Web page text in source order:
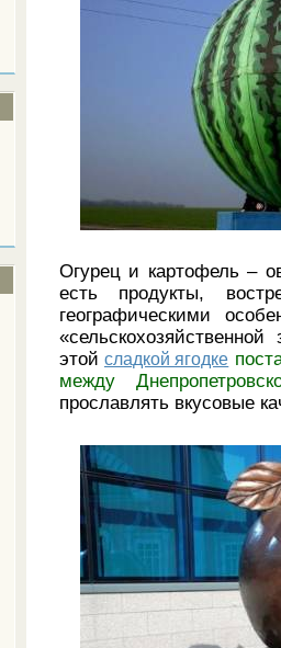
Огурец и картофель –
есть продукты,
географическими
этой сладкой ягодке
между
прославлять вкусовые